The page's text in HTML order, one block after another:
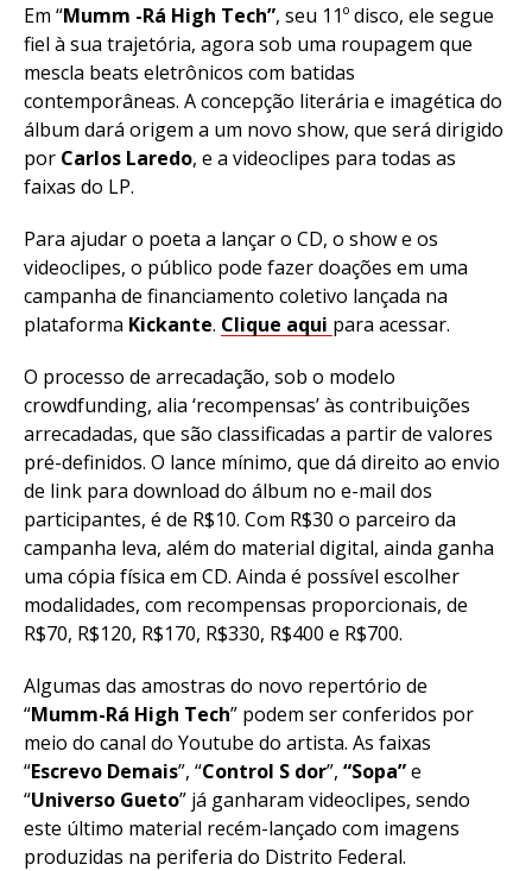
Em “Mumm -Rá High Tech”, seu 11º disco, ele segue
fiel à sua trajetória, agora sob uma roupagem que
mescla beats eletrônicos com batidas
contemporâneas. A concepção literária e imagética do
álbum dará origem a um novo show, que será dirigido
por Carlos Laredo, e a videoclipes para todas as
faixas do LP.
Para ajudar o poeta a lançar o CD, o show e os
videoclipes, o público pode fazer doações em uma
campanha de financiamento coletivo lançada na
plataforma Kickante. Clique aqui para acessar.
O processo de arrecadação, sob o modelo
crowdfunding, alia ‘recompensas’ às contribuições
arrecadadas, que são classificadas a partir de valores
pré-definidos. O lance mínimo, que dá direito ao envio
de link para download do álbum no e-mail dos
participantes, é de R$10. Com R$30 o parceiro da
campanha leva, além do material digital, ainda ganha
uma cópia física em CD. Ainda é possível escolher
modalidades, com recompensas proporcionais, de
R$70, R$120, R$170, R$330, R$400 e R$700.
Algumas das amostras do novo repertório de
“Mumm-Rá High Tech” podem ser conferidos por
meio do canal do Youtube do artista. As faixas
“Escrevo Demais”, “Control S dor”, “Sopa”e
“Universo Gueto” já ganharam videoclipes, sendo
este último material recém-lançado com imagens
produzidas na periferia do Distrito Federal.